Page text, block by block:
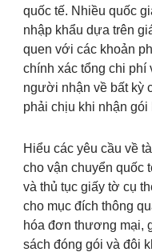
quốc tế. Nhiều quốc
nhập khẩu dựa trên
quen với các khoản
chính xác tổng chi phí
người nhận về bất kỳ
phải chịu khi nhận gói
Hiểu các yêu cầu về
cho vận chuyển quốc
và thủ tục giấy tờ cụ
cho mục đích thông
hóa đơn thương mại,
sách đóng gói và đôi